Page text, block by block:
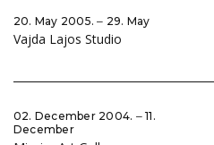
20. May 2005. ‒ 29. May
Vajda Lajos Studio
02. December 2004. ‒ 11.
December